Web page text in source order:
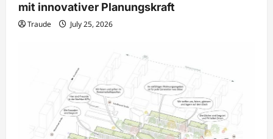
mit innovativer Planungskraft
Traude July 25, 2026